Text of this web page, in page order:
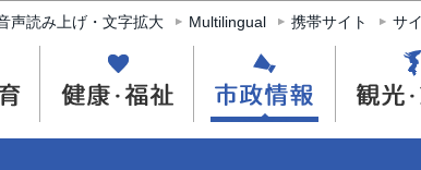
動
声読み上げ・文字拡大 Multilingual 携帯サイト サ